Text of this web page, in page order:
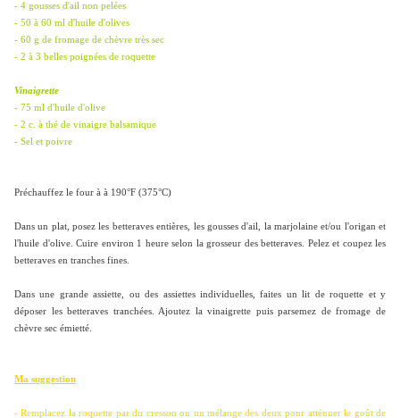
- 4 gousses d'ail non pelées
- 50 à 60 ml d'huile d'olives
- 60 g de fromage de chèvre très sec
- 2 à 3 belles poignées de roquette
Vinaigrette
- 75 ml d'huile d'olive
- 2 c. à thé de vinaigre balsamique
- Sel et poivre
Préchauffez le four à à 190°F (375°C)
Dans un plat, posez les betteraves entières, les gousses d'ail, la marjolaine et/ou l'origan et
l'huile d'olive. Cuire environ 1 heure selon la grosseur des betteraves. Pelez et coupez les
betteraves en tranches fines.
Dans une grande assiette, ou des assiettes individuelles, faites un lit de roquette et y
déposer les betteraves tranchées. Ajoutez la vinaigrette puis parsemez de fromage de
chèvre sec émietté.
Ma suggestion
- Remplacez la roquette par du cresson ou un mélange des deux pour atténuer le goût de